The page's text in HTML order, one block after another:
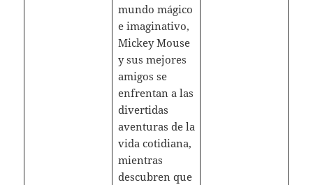
mundo mágico
e imaginativo,
Mickey Mouse
y sus mejores
amigos se
enfrentan a las
divertidas
aventuras de la
vida cotidiana,
mientras
descubren que